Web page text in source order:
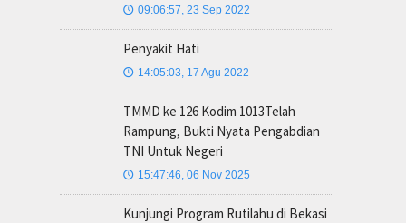
🕔 09:06:57, 23 Sep 2022
Penyakit Hati
🕔 14:05:03, 17 Agu 2022
TMMD ke 126 Kodim 1013Telah
Rampung, Bukti Nyata Pengabdian
TNI Untuk Negeri
🕔 15:47:46, 06 Nov 2025
Kunjungi Program Rutilahu di Bekasi